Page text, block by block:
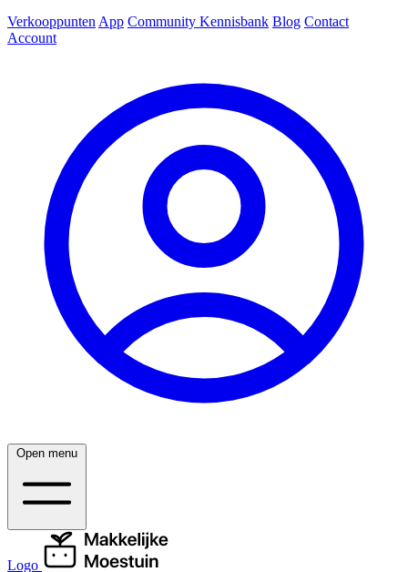
Verkooppunten App Community Kennisbank Blog Contact
Account
Open menu
Logo